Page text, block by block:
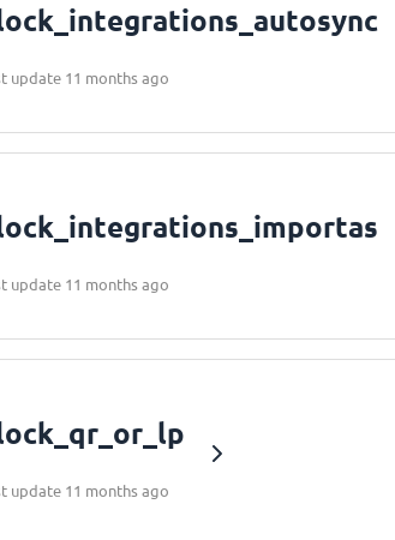
update 11 months ago
update 11 months ago
update 11 months ago